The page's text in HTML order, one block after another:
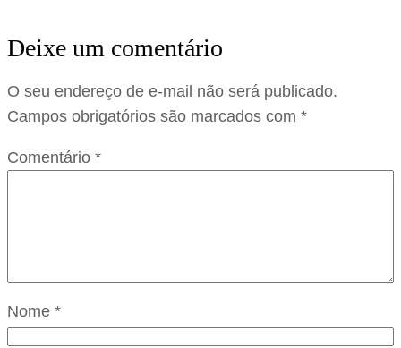
Deixe um comentário
O seu endereço de e-mail não será publicado.
Campos obrigatórios são marcados com *
Comentário *
Nome *